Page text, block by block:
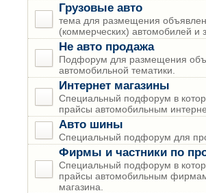
Грузовые авто
тема для размещения
(коммерческих) автомобилей и
Не авто продажа
Подфорум для размещения
автомобильной тематики.
Интернет магазины
Специальный подфорум в
прайсы автомобильным
Авто шины
Специальный подфорум для
Фирмы и частники по
Специальный подфорум в
прайсы автомобильным
магазина.